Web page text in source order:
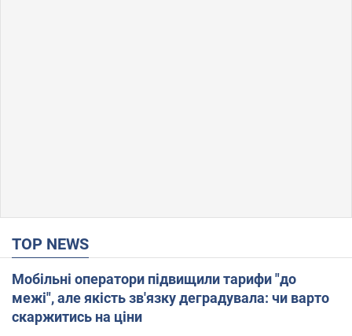
TOP NEWS
Мобільні оператори підвищили тарифи "до
межі", але якість зв'язку деградувала: чи варто
скаржитись на ціни